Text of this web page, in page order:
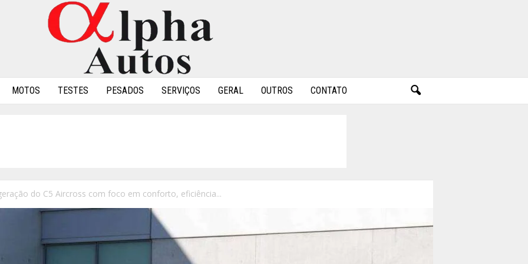
MOTOS TESTES PESADOS SERVIÇOS GERAL OUTROS CONTATO
do C5 Aircross com foco em conforto, eficiência...